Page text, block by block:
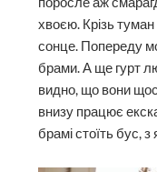
хвоєю. Крізь туман
сонце. Попереду
брами. А ще гурт
видно, що вони
внизу працює
брамі стоїть бус,